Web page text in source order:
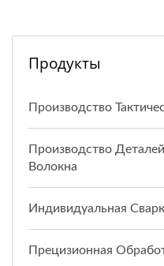
Продукты
Производство
Производство
Волокна
Индивидуальная
Прецизионная